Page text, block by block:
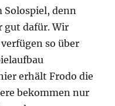
Solospiel, denn
gut dafür. Wir
so über
erhält Frodo die
bekommen nur